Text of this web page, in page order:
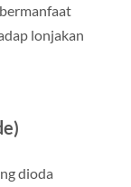
lonjakan
dioda